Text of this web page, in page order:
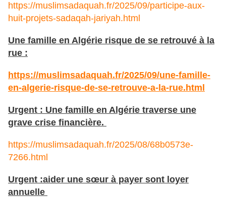
https://muslimsadaquah.fr/2025/09/participe-aux-
huit-projets-sadaqah-jariyah.html
Une famille en Algérie risque de se retrouvé à la
rue :
https://muslimsadaquah.fr/2025/09/une-famille-
en-algerie-risque-de-se-retrouve-a-la-rue.html
Urgent : Une famille en Algérie traverse une
grave crise financière.
https://muslimsadaquah.fr/2025/08/68b0573e-
7266.html
Urgent :aider une sœur à payer sont loyer
annuelle